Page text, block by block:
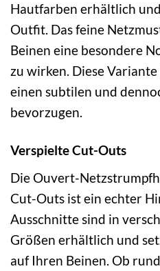
Hautfarben erhältlich
Outfit. Das feine
Beinen eine besondere
zu wirken. Diese
einen subtilen und
bevorzugen.
Verspielte Cut-Outs
Die Ouvert-
Cut-Outs ist ein echter
Ausschnitte sind in
Größen erhältlich und
auf Ihren Beinen. Ob